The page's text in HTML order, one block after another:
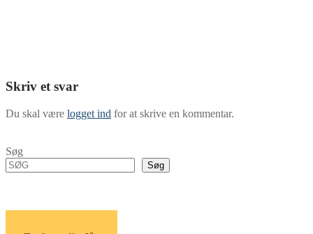
Skriv et svar
Du skal være logget ind for at skrive en kommentar.
Søg
Søg